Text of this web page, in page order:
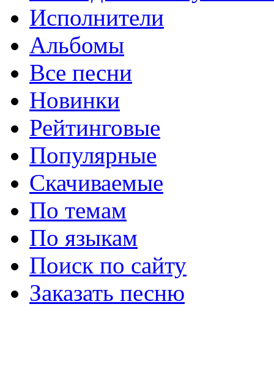
Исполнители
Альбомы
Все песни
Новинки
Рейтинговые
Популярные
Скачиваемые
По темам
По языкам
Поиск по сайту
Заказать песню